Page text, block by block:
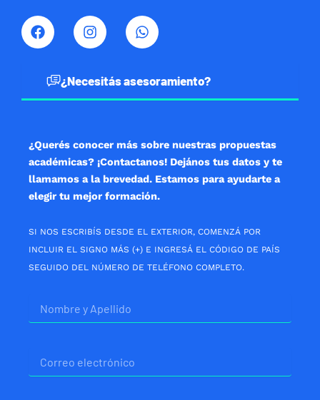
F
a
c
I
n
s
a
W
h
a
s
¿Necesitás asesoramiento?
¿Querés conocer más sobre nuestras propuestas
académicas? ¡Contactanos! Dejános tus datos y te
llamamos a la brevedad. Estamos para ayudarte a
elegir tu mejor formación.
SI NOS ESCRIBÍS DESDE EL EXTERIOR, COMENZÁ POR
INCLUIR EL SIGNO MÁS (+) E INGRESÁ EL CÓDIGO DE PAÍS
SEGUIDO DEL NÚMERO DE TELÉFONO COMPLETO.
electrónico